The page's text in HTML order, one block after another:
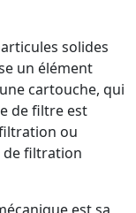
solides
un élément
cartouche, qui
de filtre est
ou
de filtration